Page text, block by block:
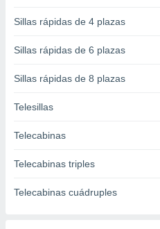
de
en
a lo que
su
en
Sillas rápidas de 4 plazas
Sillas rápidas de 6 plazas
Sillas rápidas de 8 plazas
Telesillas
Telecabinas
Telecabinas triples
Telecabinas cuádruples